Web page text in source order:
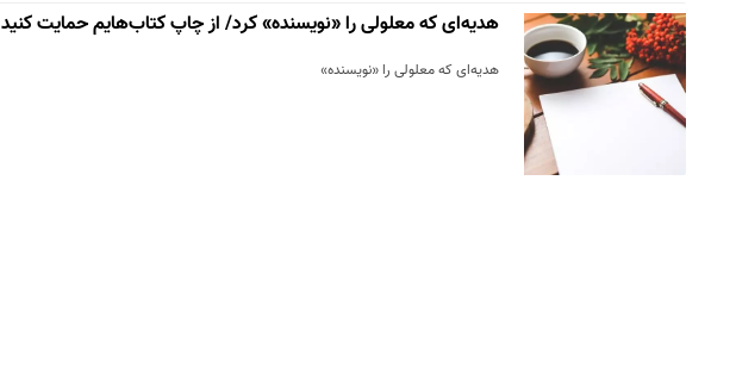
هدیه‌ای که معلولی را «نویسنده» کرد/ از چاپ کتاب‌هایم حمایت کنید
هدیه‌ای که معلولی را «نویسنده»